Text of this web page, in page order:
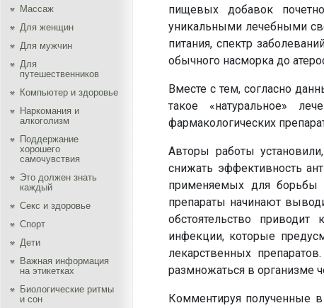
Массаж
Для женщин
Для мужчин
Для
путешественников
Компьютер и здоровье
Наркомания и
алкоголизм
Поддержание
хорошего
самочувствия
Это должен знать
каждый
Секс и здоровье
Спорт
Дети
Важная информация
на этикетках
Биологические ритмы
и сон
пищевых добавок
уникальными лечебными
питания, спектр
обычного насморка до
Вместе с тем, согласно
такое «натуральное»
фармакологических
Авторы работы
снижать эффективность
применяемых для борьбы
препараты начинают
обстоятельство
инфекции, которые
лекарственных
размножаться в организме
Комментируя полученные в